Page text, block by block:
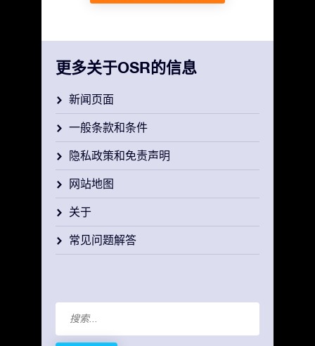
更多关于OSR的信息
新闻页面
一般条款和条件
隐私政策和免责声明
网站地图
关于
常见问题解答